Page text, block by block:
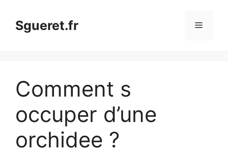
contenuSgueret.fr Menu
Comment s
occuper d’une
orchidee ?